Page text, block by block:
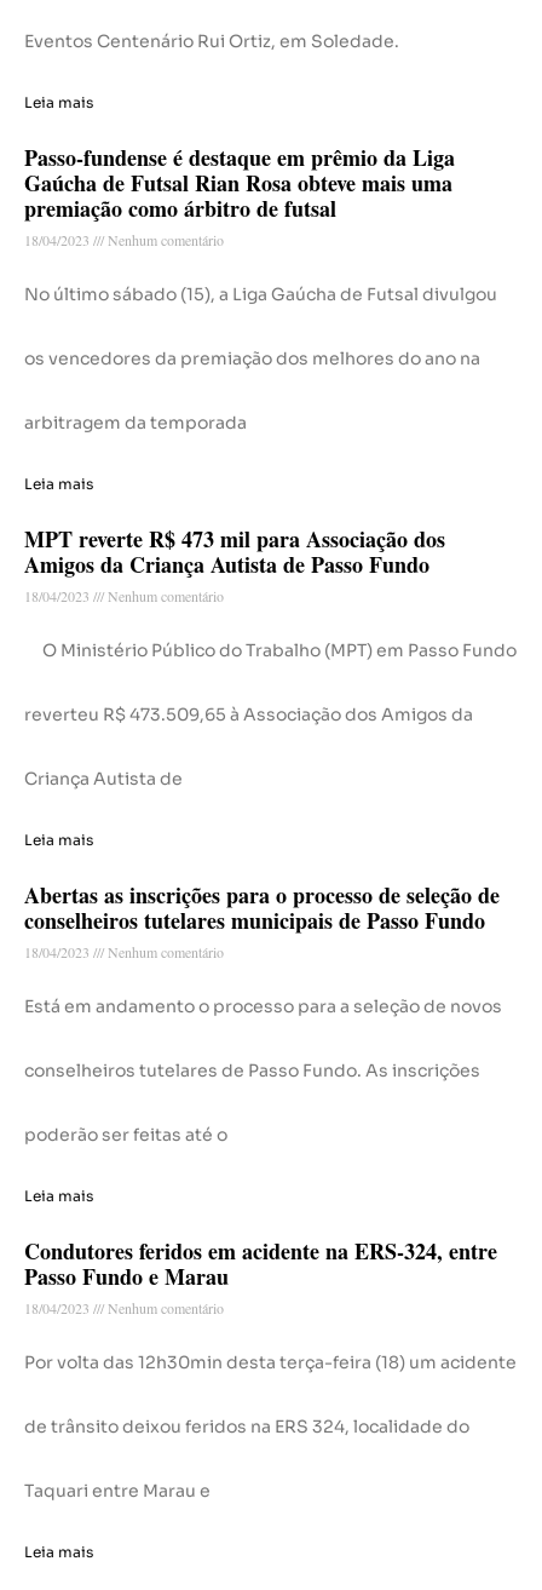
Eventos Centenário Rui Ortiz, em Soledade.
Leia mais
Passo-fundense é destaque em prêmio da Liga
Gaúcha de Futsal Rian Rosa obteve mais uma
premiação como árbitro de futsal
18/04/2023 Nenhum comentário
No último sábado (15), a Liga Gaúcha de Futsal divulgou
os vencedores da premiação dos melhores do ano na
arbitragem da temporada
Leia mais
MPT reverte R$ 473 mil para Associação dos
Amigos da Criança Autista de Passo Fundo
18/04/2023 Nenhum comentário
O Ministério Público do Trabalho (MPT) em Passo Fundo
reverteu R$ 473.509,65 à Associação dos Amigos da
Criança Autista de
Leia mais
Abertas as inscrições para o processo de seleção de
conselheiros tutelares municipais de Passo Fundo
18/04/2023 Nenhum comentário
Está em andamento o processo para a seleção de novos
conselheiros tutelares de Passo Fundo. As inscrições
poderão ser feitas até o
Leia mais
Condutores feridos em acidente na ERS-324, entre
Passo Fundo e Marau
18/04/2023 Nenhum comentário
Por volta das 12h30min desta terça-feira (18) um acidente
de trânsito deixou feridos na ERS 324, localidade do
Taquari entre Marau e
Leia mais